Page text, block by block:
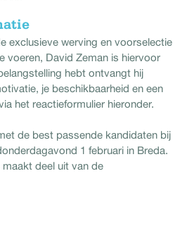
exclusieve werving en voorselectie
voeren, David Zeman is hiervoor
hebt ontvangt hij
je beschikbaarheid en een
het reactieformulier hieronder.
de best passende kandidaten bij
1 februari in Breda.
deel uit van de